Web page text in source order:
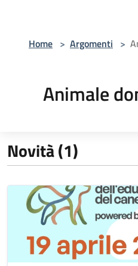
Home > Argomenti >
Animale
Novità (1)